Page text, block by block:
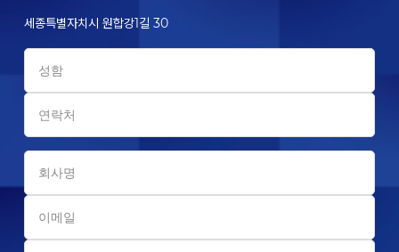
세종특별자치시 원합강1길 30